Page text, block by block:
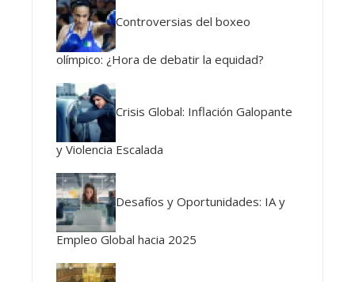
Controversias del boxeo
olímpico: ¿Hora de debatir la equidad?
Crisis Global: Inflación Galopante
y Violencia Escalada
Desafíos y Oportunidades: IA y
Empleo Global hacia 2025